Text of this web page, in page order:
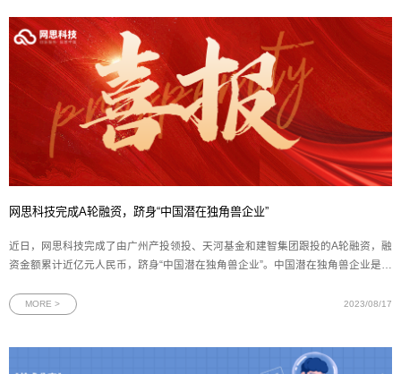
网思科技完成A轮融资，跻身“中国潜在独角兽企业”
近日，网思科技完成了由广州产投领投、天河基金和建智集团跟投的A轮融资，融
资金额累计近亿元人民币，跻身“中国潜在独角兽企业”。中国潜在独角兽企业是指
融资的投后估值达到1亿美元。根据长城战略咨询发布的数据，中国目前共有653
MORE > 2023/08/17